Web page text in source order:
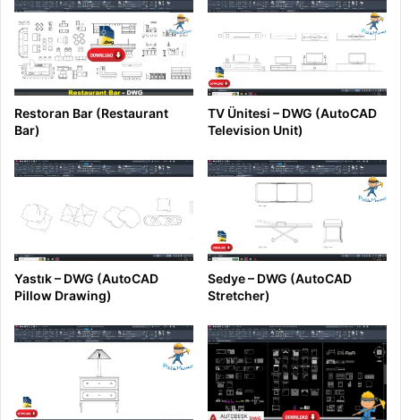
Restoran Bar (Restaurant
Bar)
TV Ünitesi – DWG (AutoCAD
Television Unit)
Yastık – DWG (AutoCAD
Pillow Drawing)
Sedye – DWG (AutoCAD
Stretcher)